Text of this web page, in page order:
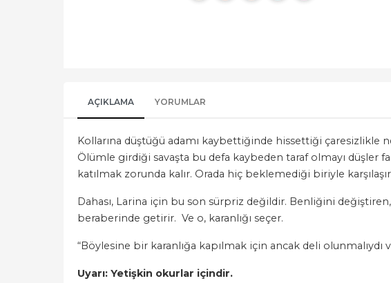
AÇIKLAMA YORUMLAR
Kollarına düştüğü adamı kaybettiğinde hissettiği çaresizlikle
Ölümle girdiği savaşta bu defa kaybeden taraf olmayı düşler
katılmak zorunda kalır. Orada hiç beklemediği biriyle
Dahası, Larina için bu son sürpriz değildir. Benliğini
beraberinde getirir. Ve o, karanlığı seçer.
“Böylesine bir karanlığa kapılmak için ancak deli olunmalıydı
Uyarı: Yetişkin okurlar içindir.